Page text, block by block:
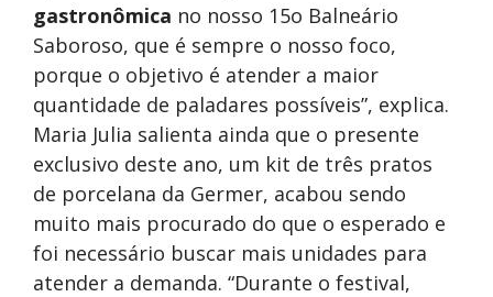
gastronômica no nosso 15o Balneário
Saboroso, que é sempre o nosso foco,
porque o objetivo é atender a maior
quantidade de paladares possíveis”, explica.
Maria Julia salienta ainda que o presente
exclusivo deste ano, um kit de três pratos
de porcelana da Germer, acabou sendo
muito mais procurado do que o esperado e
foi necessário buscar mais unidades para
atender a demanda. “Durante o festival,